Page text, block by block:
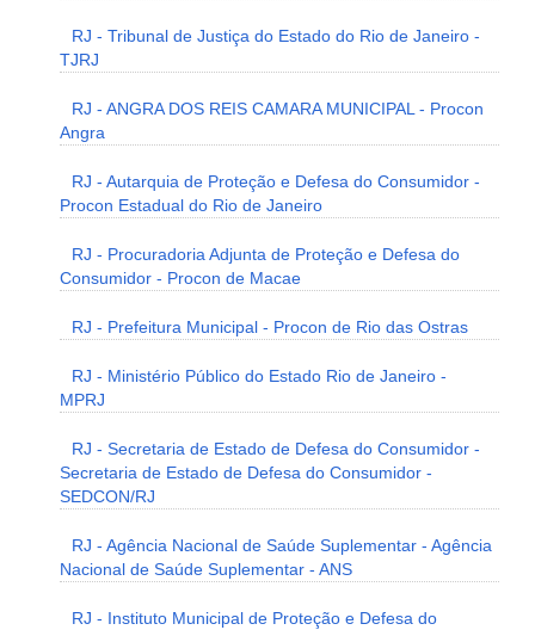
RJ - Tribunal de Justiça do Estado do Rio de Janeiro -
TJRJ
RJ - ANGRA DOS REIS CAMARA MUNICIPAL - Procon
Angra
RJ - Autarquia de Proteção e Defesa do Consumidor -
Procon Estadual do Rio de Janeiro
RJ - Procuradoria Adjunta de Proteção e Defesa do
Consumidor - Procon de Macae
RJ - Prefeitura Municipal - Procon de Rio das Ostras
RJ - Ministério Público do Estado Rio de Janeiro -
MPRJ
RJ - Secretaria de Estado de Defesa do Consumidor -
Secretaria de Estado de Defesa do Consumidor -
SEDCON/RJ
RJ - Agência Nacional de Saúde Suplementar - Agência
Nacional de Saúde Suplementar - ANS
RJ - Instituto Municipal de Proteção e Defesa do